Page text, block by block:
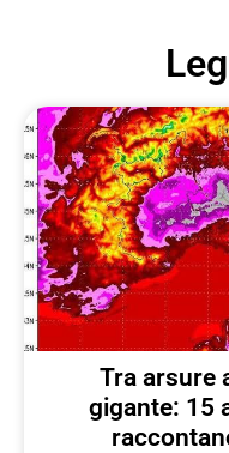
Tra arsure
gigante: 15